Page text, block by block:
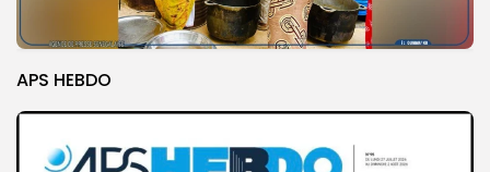
APS HEBDO